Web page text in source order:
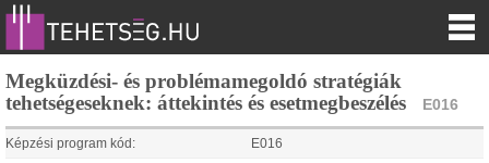
Megküzdési- és problémamegoldó stratégiák
tehetségeseknek: áttekintés és esetmegbeszélés
E016
Képzési program kód: E016